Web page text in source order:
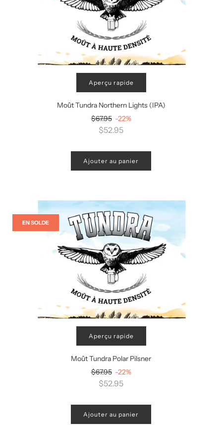
Aperçu rapide
Moût Tundra Northern Lights (IPA)
Prix
régulier
$67.95 -22%
$52.95
Ajouter au panier
Aperçu rapide
Moût Tundra Polar Pilsner
Prix
régulier
$67.95 -22%
$52.95
Ajouter au panier
EN SOLDE